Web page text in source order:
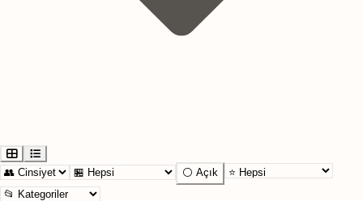
⚪ Açık